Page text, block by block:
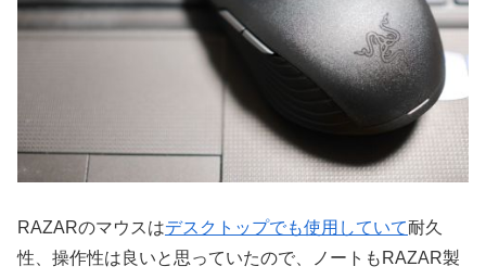
RAZARのマウスはデスクトップでも使用していて耐久
性、操作性は良いと思っていたので、ノートもRAZAR製